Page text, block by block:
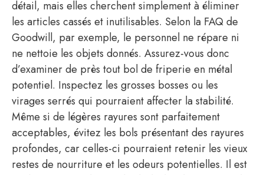
détail, mais elles cherchent simplement à éliminer
les articles cassés et inutilisables. Selon la FAQ de
Goodwill, par exemple, le personnel ne répare ni
ne nettoie les objets donnés. Assurez-vous donc
d’examiner de près tout bol de friperie en métal
potentiel. Inspectez les grosses bosses ou les
virages serrés qui pourraient affecter la stabilité.
Même si de légères rayures sont parfaitement
acceptables, évitez les bols présentant des rayures
profondes, car celles-ci pourraient retenir les vieux
restes de nourriture et les odeurs potentielles. Il est